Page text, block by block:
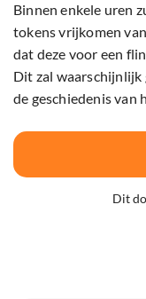
Binnen enkele uren
tokens vrijkomen
dat deze voor een
Dit zal waarschijnlijk
de geschiedenis van
Dit